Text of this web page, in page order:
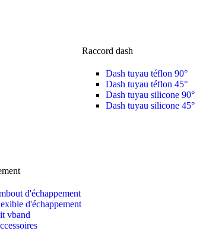
Raccord dash
Dash tuyau téflon 90°
Dash tuyau téflon 45°
Dash tuyau silicone 90°
Dash tuyau silicone 45°
d'échappement
d'échappement
vband